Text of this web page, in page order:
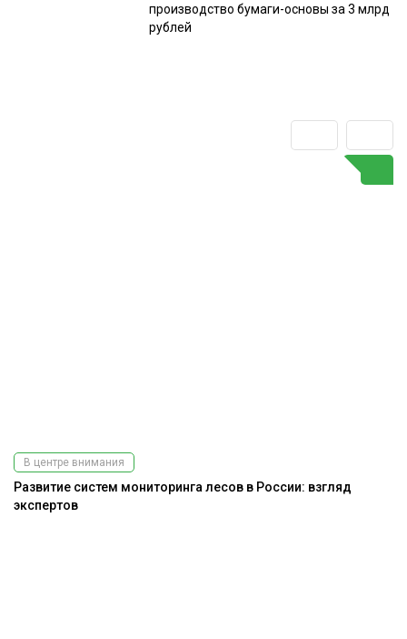
производство бумаги-основы за 3 млрд
рублей
В центре внимания
Развитие систем мониторинга лесов в России: взгляд
экспертов